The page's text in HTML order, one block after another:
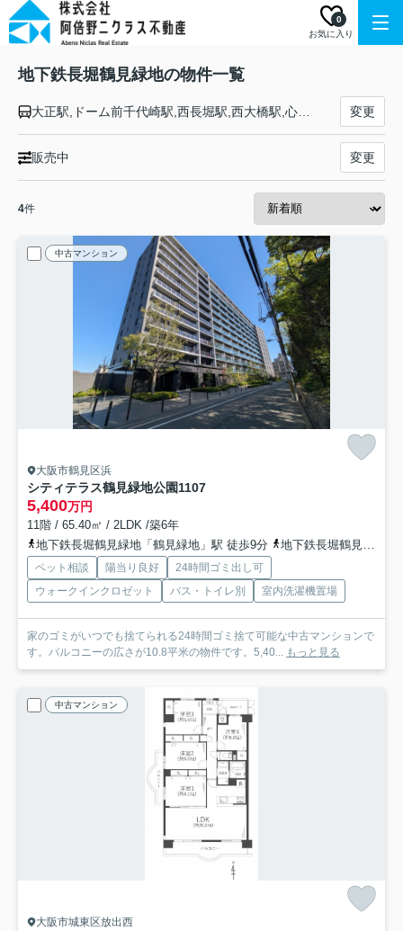
お気に入り
0
地下鉄長堀鶴見緑地の物件一覧
変更
販売中 変更
4件
中古マンション
大阪市鶴見区浜
シティテラス鶴見緑地公園1107
5,400万円
11階 / 65.40㎡ / 2LDK /築6年
地下鉄長堀鶴見緑地「鶴見緑地」駅 徒歩9分
地下鉄長堀鶴見緑地「横堤」駅 徒歩13分
ペット相談 陽当り良好
24時間ゴミ出し可
ウォークインクロゼット
バス・トイレ別 室内洗濯機置場
家のゴミがいつでも捨てられる24時間ゴミ捨て可能な中古マンションで
す。バルコニーの広さが10.8平米の物件です。5,40... もっと見る
中古マンション
大阪市城東区放出西